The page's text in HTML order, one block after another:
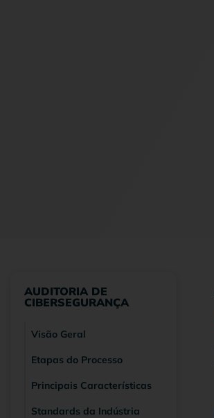
AUDITORIA DE
CIBERSEGURANÇA
Visão Geral
Etapas do Processo
Principais Características
Standards da Indústria